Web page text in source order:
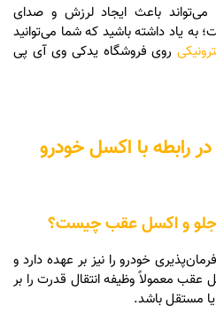
می‌تواند باعث ایجاد لرزش و صدای
به یاد داشته باشید که شما می‌توانید
روی فروشگاه یدکی وی آی پی
رابطه با اکسل خودرو
خودرو را نیز بر عهده دارد و
معمولاً وظیفه انتقال قدرت را بر
مستقل باشد.